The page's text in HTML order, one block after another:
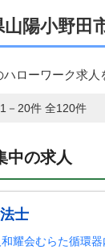
山陽小野田
ハローワーク求
－20件 全120件
中の求人
士
耀会むらた循環